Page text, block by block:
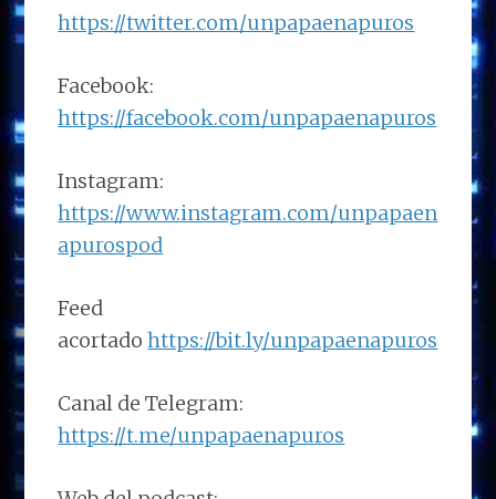
https://twitter.com/unpapaenapuros
Facebook:
https://facebook.com/unpapaenapuros
Instagram:
https://www.instagram.com/unpapaen
apurospod
Feed
acortadohttps://bit.ly/unpapaenapuros
Canal de Telegram:
https://t.me/unpapaenapuros